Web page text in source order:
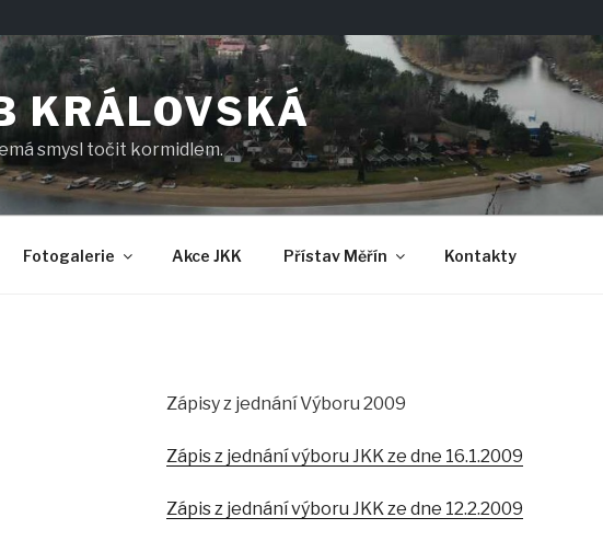
KRÁLOVSKÁ
smysl točit kormidlem.
Fotogalerie Akce JKK Přístav Měřín Kontakty
Zápisy z jednání Výboru 2009
Zápis z jednání výboru JKK ze dne 16.1.2009
Zápis z jednání výboru JKK ze dne 12.2.2009